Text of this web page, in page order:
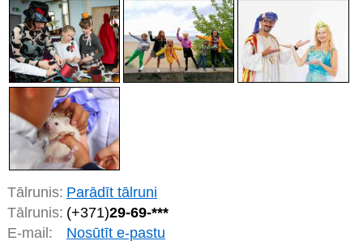
Tālrunis: Parādīt tālruni
Tālrunis: (+371)29-69-***
E-mail:
Nosūtīt e-pastu